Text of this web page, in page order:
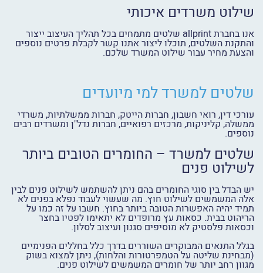
שילוט משרדים איכותי
אנו בחברת allprint שלטים מתמחים בכל תהליך העיצוב ייצור
והתקנת השלטים, תוכלו ליצור אתנו קשר לקבלת פרטים נוספים
והצעת מחיר עבור שילוט המשרד שלכם.
שלטים למשרד למי מיועדים
עורכי דין, רואי חשבון, חברות הייטק, חברות ממשלתיות, משרדי
ממשלה, קליניקות, מרכזים רפואיים, חברות נדל"ן ומשרדים רבים
נוספים.
שלטים למשרד – החומרים הטובים ביותר
לשילוט פנים
יש הבדל בין סוגי החומרים בהם ניתן להשתמש לשילוט פנים לבין
אלה המשמשים לשילוט חוץ. מה שעשוי לעבוד נפלא בפנים לא
תמיד יהיה האפשרות הטובה ביותר בחוץ. חשבו על זה כמו על
הריהוט בבית. כסאות עץ מרופדים לא יתאימו לפטיו בחצר
וכסאות פלסטיק לא מוסיפים סגנון ועיצוב לסלון.
בגלל התנאים המבוקרים השוררים בדרך כלל בחללים הפנימיים
(מבחינת שליטה על הטמפרטורות והלחות), ניתן למצוא בשוק
מגוון רחב יותר של חומרים המשמשים לשילוט פנים.